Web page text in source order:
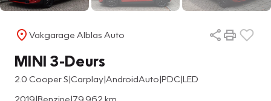
Vakgarage Alblas Auto
MINI 3-Deurs
2.0 Cooper S|Carplay|AndroidAuto|PDC|LED
2019|Benzine|79.962 km